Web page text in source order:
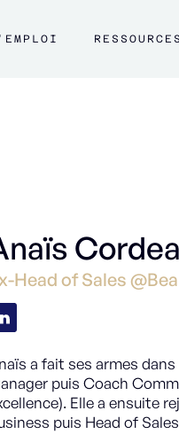
RESSOURCES
Head of Sales
a fait ses armes
puis Coach
Elle a ensuite
puis Head of